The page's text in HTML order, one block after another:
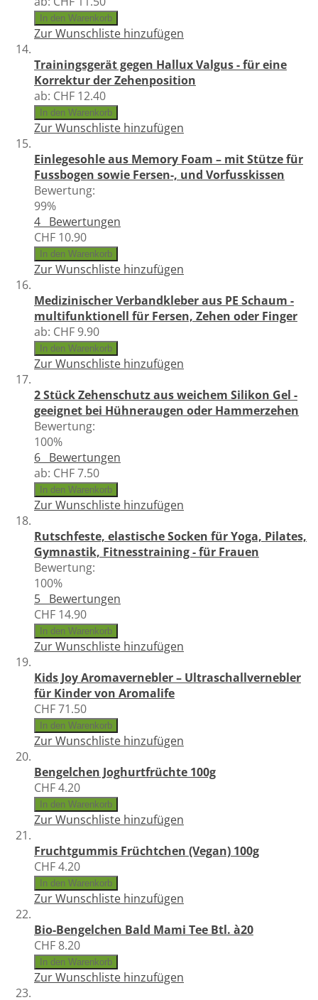
In den Warenkorb
Zur Wunschliste hinzufügen
Trainingsgerät gegen Hallux Valgus - für eine
Korrektur der Zehenposition
ab: CHF 12.40
In den Warenkorb
Zur Wunschliste hinzufügen
Einlegesohle aus Memory Foam – mit Stütze für
Fussbogen sowie Fersen-, und Vorfusskissen
Bewertung:
99%
4 Bewertungen
CHF 10.90
In den Warenkorb
Zur Wunschliste hinzufügen
Medizinischer Verbandkleber aus PE Schaum -
multifunktionell für Fersen, Zehen oder Finger
ab: CHF 9.90
In den Warenkorb
Zur Wunschliste hinzufügen
2 Stück Zehenschutz aus weichem Silikon Gel -
geeignet bei Hühneraugen oder Hammerzehen
Bewertung:
100%
6 Bewertungen
ab: CHF 7.50
In den Warenkorb
Zur Wunschliste hinzufügen
Rutschfeste, elastische Socken für Yoga, Pilates,
Gymnastik, Fitnesstraining - für Frauen
Bewertung:
100%
5 Bewertungen
CHF 14.90
In den Warenkorb
Zur Wunschliste hinzufügen
Kids Joy Aromavernebler – Ultraschallvernebler
für Kinder von Aromalife
CHF 71.50
In den Warenkorb
Zur Wunschliste hinzufügen
Bengelchen Joghurtfrüchte 100g
CHF 4.20
In den Warenkorb
Zur Wunschliste hinzufügen
Fruchtgummis Früchtchen (Vegan) 100g
CHF 4.20
In den Warenkorb
Zur Wunschliste hinzufügen
Bio-Bengelchen Bald Mami Tee Btl. à20
CHF 8.20
In den Warenkorb
Zur Wunschliste hinzufügen